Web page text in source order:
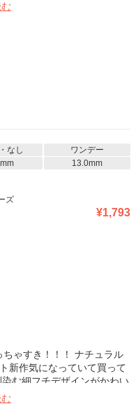
なし
ワンデー
13.0mm
ズ
¥1,793
ゃすき！！！ ナチュラル
新作気になっていて買って
む細フチデザインがかわい
思います！ 小さめなのも